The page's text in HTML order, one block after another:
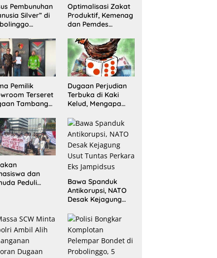
Pembunuhan
Silver” di
Ditangkap
Satu Buron
Optimalisasi Zakat
Produktif, Kemenag
dan Pemdes
Bentuk Tim
Pelaksana
Kampung Zakat
Pemilik
Terseret
Tambang
Jadi Sorotan
Dugaan Perjudian
Terbuka di Kaki
Kelud, Mengapa
Terlihat?
dan
Peduli
Bawa Spanduk
Antikorupsi, NATO
Desak Kejagung
Eks Jampidsus